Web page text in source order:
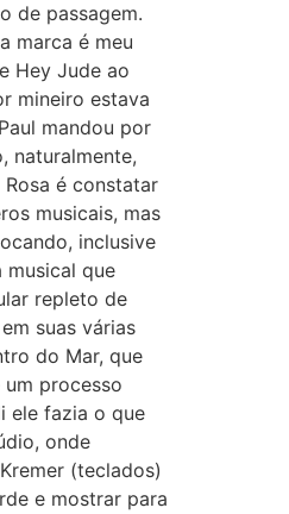
de passagem.
marca é meu
Hey Jude ao
mineiro estava
mandou por
naturalmente,
é constatar
musicais, mas
inclusive
musical que
repleto de
suas várias
do Mar, que
processo
ele fazia o que
onde
(teclados)
e mostrar para